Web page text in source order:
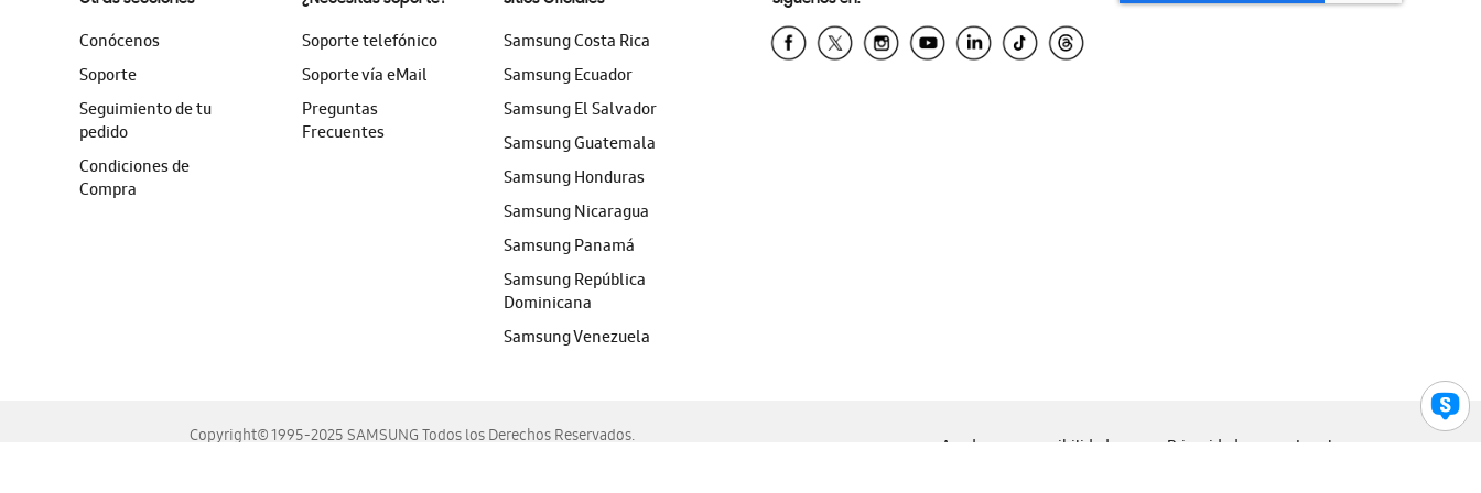
Conócenos
Soporte
Seguimiento de tu
pedido
Condiciones de
Compra
Soporte telefónico
Soporte vía eMail
Preguntas
Frecuentes
Samsung Costa Rica
Samsung Ecuador
Samsung El Salvador
Samsung Guatemala
Samsung Honduras
Samsung Nicaragua
Samsung Panamá
Samsung República
Dominicana
Samsung Venezuela
Copyright© 1995-2025 SAMSUNG Todos los Derechos Reservados.
Ayuda para accesibilidad Privacidad Legal